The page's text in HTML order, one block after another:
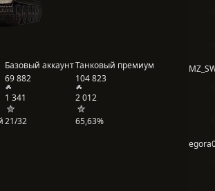
Базовый аккаунтТанковый премиум
69 882 104 823
1 341
2 012
21/32 65,63%